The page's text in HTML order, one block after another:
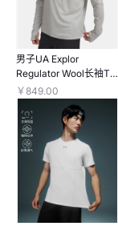
男子UA Explor
Regulator Wool长袖T
恤
￥849.00